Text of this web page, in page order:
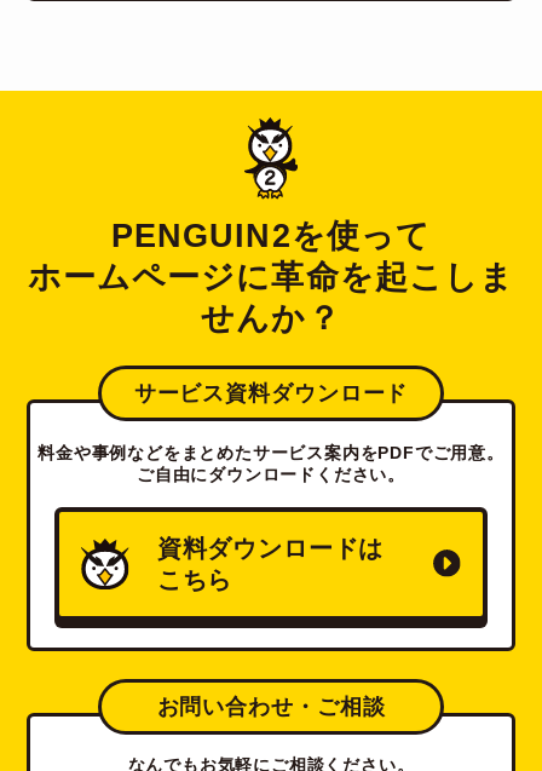
PENGUIN2を使って
ホームページに革命を起こしま
せんか？
サービス資料ダウンロード
料金や事例などをまとめたサービス案内をPDFでご用意。
ご自由にダウンロードください。
資料ダウンロードは
こちら
お問い合わせ・ご相談
なんでもお気軽にご相談ください。